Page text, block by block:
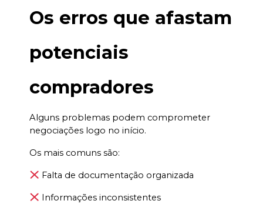
Os erros que afastam
potenciais
compradores
Alguns problemas podem comprometer
negociações logo no início.
Os mais comuns são:
Falta de documentação organizada
Informações inconsistentes